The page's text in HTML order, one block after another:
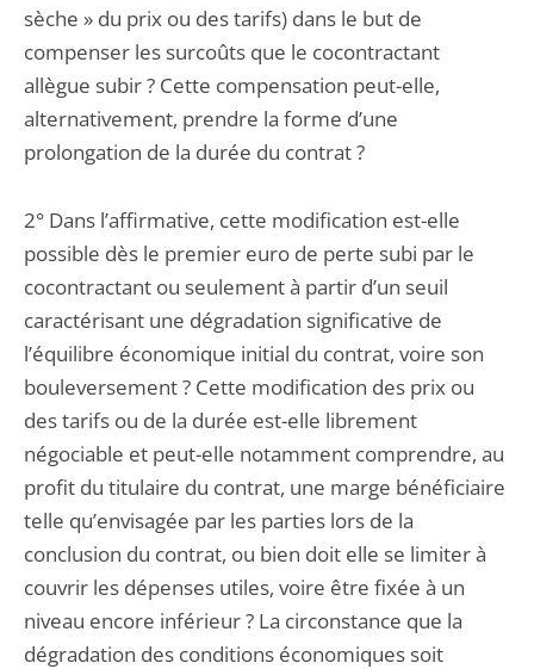
sèche » du prix ou des tarifs) dans le but de
compenser les surcoûts que le cocontractant
allègue subir ? Cette compensation peut-elle,
alternativement, prendre la forme d’une
prolongation de la durée du contrat ?
2° Dans l’affirmative, cette modification est-elle
possible dès le premier euro de perte subi par le
cocontractant ou seulement à partir d’un seuil
caractérisant une dégradation significative de
l’équilibre économique initial du contrat, voire son
bouleversement ? Cette modification des prix ou
des tarifs ou de la durée est-elle librement
négociable et peut-elle notamment comprendre, au
profit du titulaire du contrat, une marge bénéficiaire
telle qu’envisagée par les parties lors de la
conclusion du contrat, ou bien doit elle se limiter à
couvrir les dépenses utiles, voire être fixée à un
niveau encore inférieur ? La circonstance que la
dégradation des conditions économiques soit